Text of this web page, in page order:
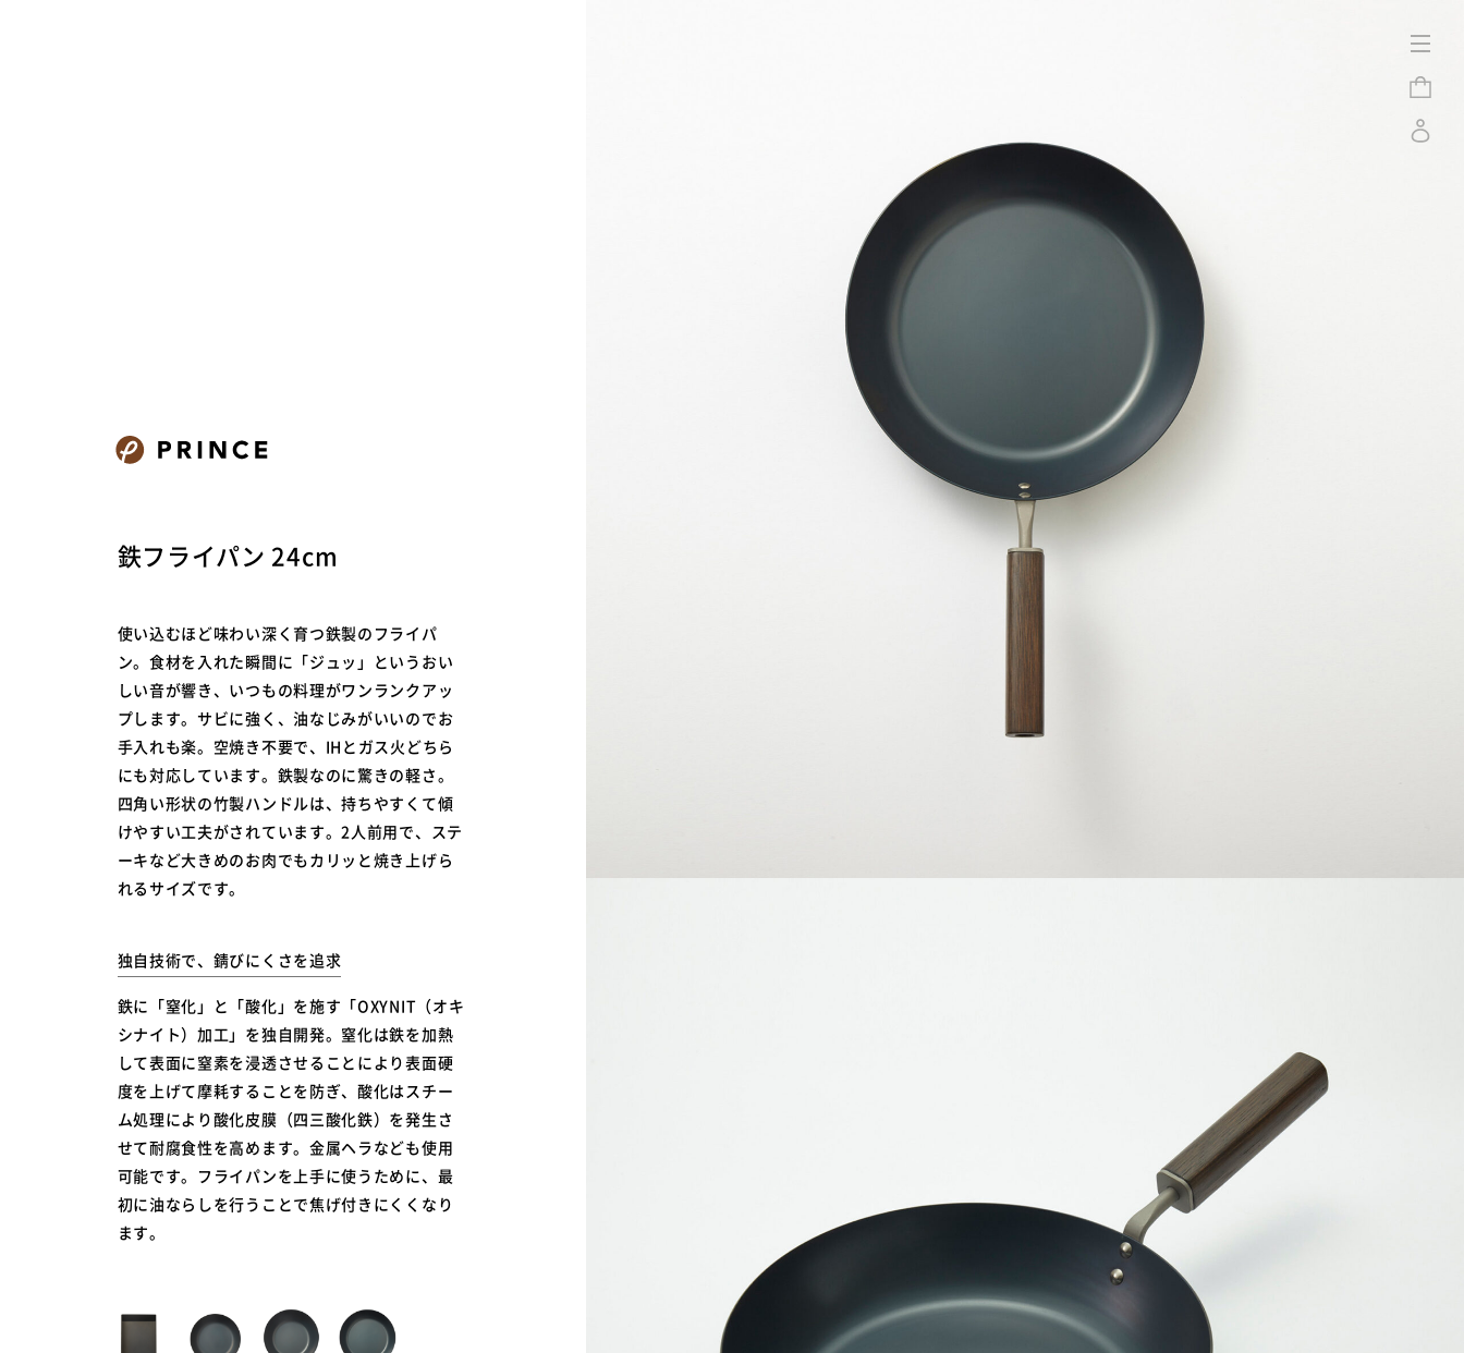
鉄フライパン 24cm
使い込むほど味わい深く育つ鉄製のフライパ
ン。食材を入れた瞬間に「ジュッ」というおい
しい音が響き、いつもの料理がワンランクアッ
プします。サビに強く、油なじみがいいのでお
手入れも楽。空焼き不要で、IHとガス火どちら
にも対応しています。鉄製なのに驚きの軽さ。
四角い形状の竹製ハンドルは、持ちやすくて傾
けやすい工夫がされています。2人前用で、ステ
ーキなど大きめのお肉でもカリッと焼き上げら
れるサイズです。
独自技術で、錆びにくさを追求
鉄に「窒化」と「酸化」を施す「OXYNIT（オキ
シナイト）加工」を独自開発。窒化は鉄を加熱
して表面に窒素を浸透させることにより表面硬
度を上げて摩耗することを防ぎ、酸化はスチー
ム処理により酸化皮膜（四三酸化鉄）を発生さ
せて耐腐食性を高めます。金属ヘラなども使用
可能です。フライパンを上手に使うために、最
初に油ならしを行うことで焦げ付きにくくなり
ます。